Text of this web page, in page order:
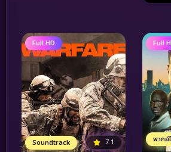
กรบีที
Full HD
Soundtrack 7.1
Full
พากย์